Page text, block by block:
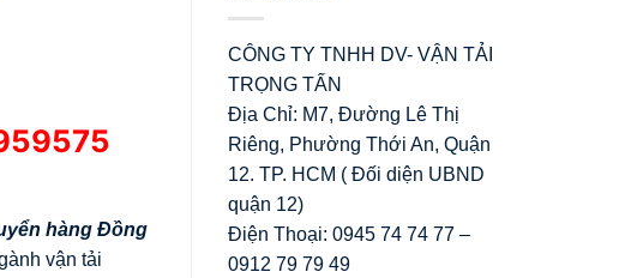
hàng Đồng
vận tải
CÔNG TY TNHH DV- VẬN TẢI
TRỌNG TẤN
Địa Chỉ: M7, Đường Lê Thị
Riêng, Phường Thới An, Quận
12. TP. HCM ( Đối diện UBND
quận 12)
Điện Thoại: 0945 74 74 77 –
0912 79 79 49